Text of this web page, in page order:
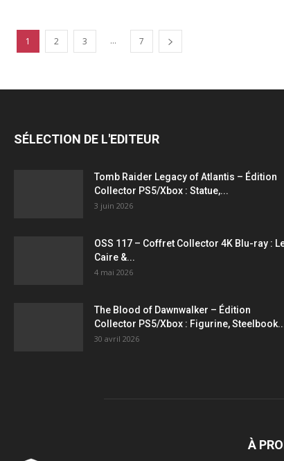
1 2 3 ... 7
SÉLECTION DE L'EDITEUR
Tomb Raider Legacy of Atlantis – Édition
Collector PS5/Xbox : Statue,...
3 juin 2026
OSS 117 – Coffret Collector 4K Blu-ray :
Caire &...
4 mai 2026
The Blood of Dawnwalker – Édition
Collector PS5/Xbox : Figurine,
30 avril 2026
À